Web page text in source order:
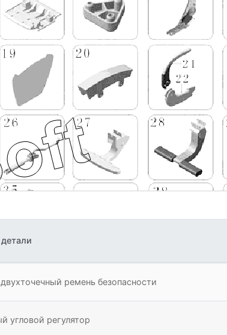
ремень безопасности
угловой регулятор